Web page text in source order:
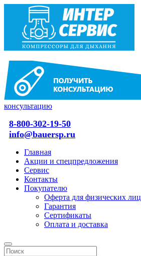
консультацию
8-800-302-19-50
info@bauersp.ru
Главная
Акции и спецпредложения
Сервис
Контакты
Покупателю
Оферта для физических лиц
Гарантия
Сертификаты
Оплата и доставка